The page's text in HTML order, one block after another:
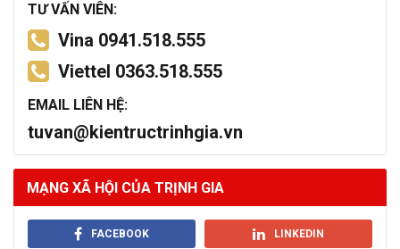
TƯ VẤN VIÊN:
Vina 0941.518.555
Viettel 0363.518.555
EMAIL LIÊN HỆ:
tuvan@kientructrinhgia.vn
MẠNG XÃ HỘI CỦA TRỊNH GIA
FACEBOOK LINKEDIN